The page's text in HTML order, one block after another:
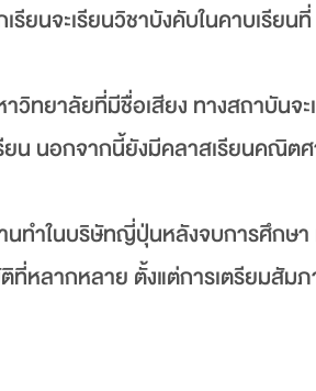
รียนจะเรียนวิชาบังคับในคาบเรีย
วิทยาลัยที่มีชื่อเสียง ทางสถาบันจ
ยน นอกจากนี้ยังมีคลาสเรียนคณิต
นทำในบริษัทญี่ปุ่นหลังจบการศึกษ
ที่หลากหลาย ตั้งแต่การเตรียมสั